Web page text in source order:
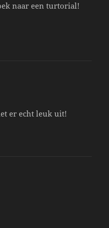
naar een turtorial!
er echt leuk uit!